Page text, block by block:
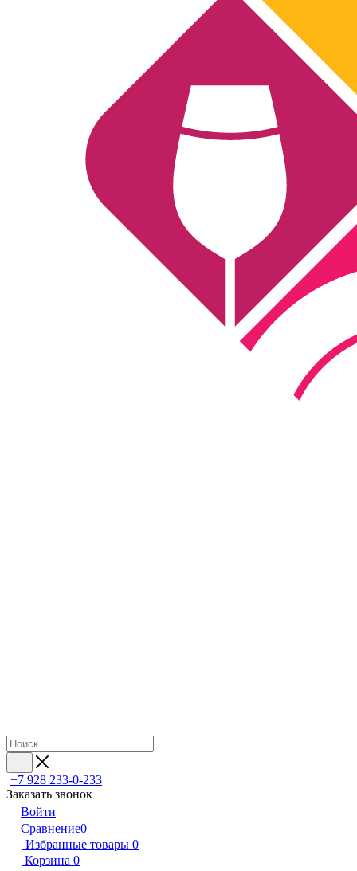
+7 928 233-0-233
Заказать звонок
Войти
Сравнение0
Избранные товары 0
Корзина 0